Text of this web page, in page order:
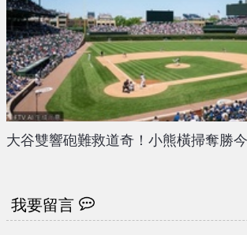
大谷雙響砲難救道奇！小熊橫掃奪勝
我要留言